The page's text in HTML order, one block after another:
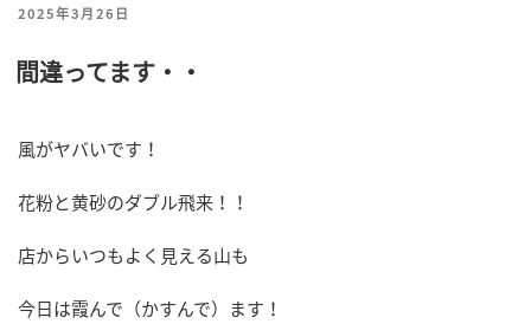
投
日:
2025年3月26日
間違ってます・・
風がヤバいです！
花粉と黄砂のダブル飛来！！
店からいつもよく見える山も
今日は霞んで（かすんで）ます！